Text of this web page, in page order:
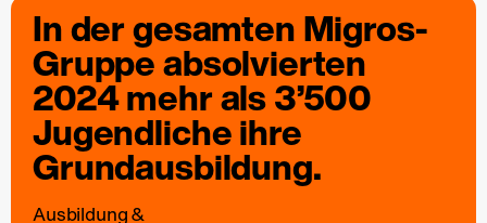
In der gesamten Migros-
Gruppe absolvierten
2024 mehr als 3’500
Jugendliche ihre
Grundausbildung.
Ausbildung &